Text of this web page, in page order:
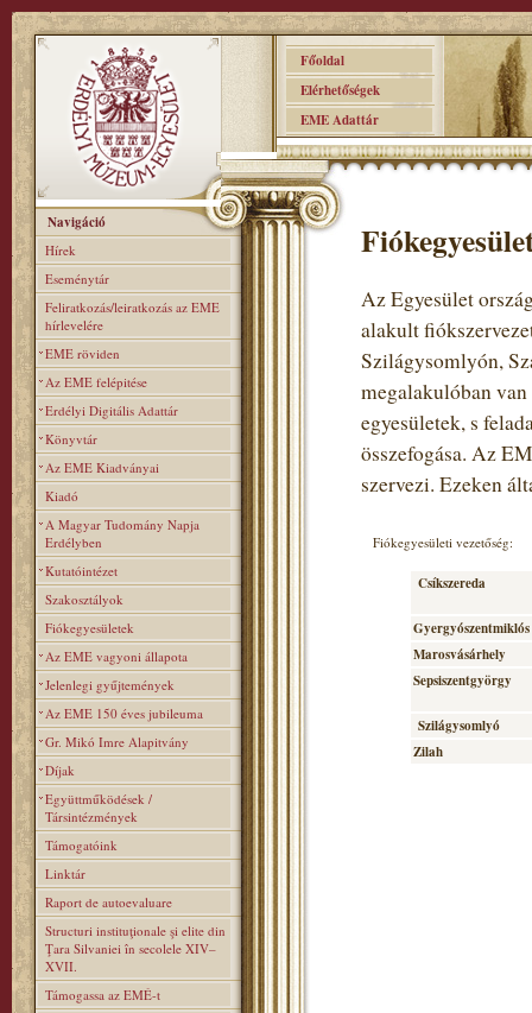
Főoldal
Elérhetőségek
EME Adattár
Navigáció
Hírek
Eseménytár
Feliratkozás/leiratkozás az EME
hírlevelére
EME röviden
Az EME felépitése
Erdélyi Digitális Adattár
Könyvtár
Az EME Kiadványai
Kiadó
A Magyar Tudomány Napja
Erdélyben
Kutatóintézet
Szakosztályok
Fiókegyesületek
Az EME vagyoni állapota
Jelenlegi gyűjtemények
Az EME 150 éves jubileuma
Gr. Mikó Imre Alapitvány
Díjak
Együttműködések /
Társintézmények
Támogatóink
Linktár
Raport de autoevaluare
Structuri instituţionale şi elite din
Ţara Silvaniei în secolele XIV–
XVII.
Támogassa az EMÉ-t
Az Egyesület
alakult
Szilágysomlyón,
megalakulóban
egyesületek, s
összefogása. Az
szervezi. Ezeken
Fiókegyesületi vezetőség:
Csíkszereda
Gyergyószentmiklós
Marosvásárhely
Sepsiszentgyörgy
Szilágysomlyó
Zilah